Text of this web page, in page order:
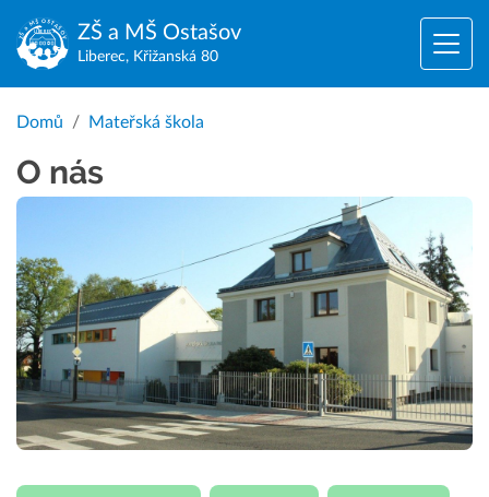
ZŠ a MŠ Ostašov
Liberec, Křižanská 80
Domů Mateřská škola
O nás